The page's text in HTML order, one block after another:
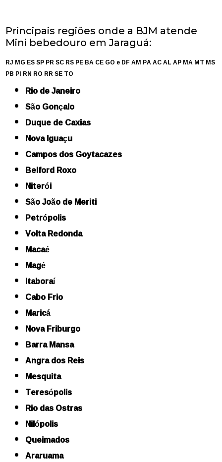
Principais regiões onde a BJM atende
Mini bebedouro em Jaraguá:
RJ MG ESSPPRSCRSPEBACEGO e DFAM PAACALAPMAMT MS
PB PI RN RO RRSETO
Rio de Janeiro
São Gonçalo
Duque de Caxias
Nova Iguaçu
Campos dos Goytacazes
Belford Roxo
Niterói
São João de Meriti
Petrópolis
Volta Redonda
Macaé
Magé
Itaboraí
Cabo Frio
Maricá
Nova Friburgo
Barra Mansa
Angra dos Reis
Mesquita
Teresópolis
Rio das Ostras
Nilópolis
Queimados
Araruama